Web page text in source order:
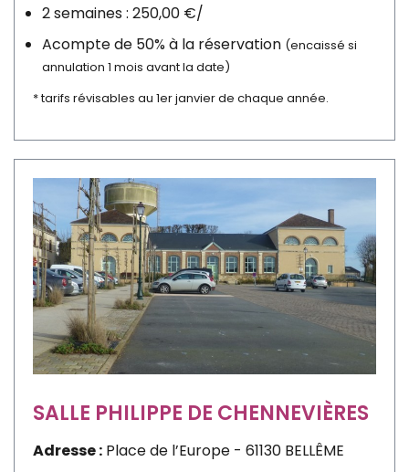
2 semaines : 250,00 €/
Acompte de 50% à la réservation (encaissé si
annulation 1 mois avant la date)
* tarifs révisables au 1er janvier de chaque année.
SALLE PHILIPPE DE CHENNEVIÈRES
Adresse : Place de l’Europe - 61130 BELLÊME